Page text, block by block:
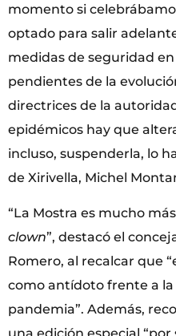
momento si
optado para salir
medidas de seguridad
pendientes de la
directrices de la
epidémicos hay que
incluso, suspenderla, lo
de Xirivella, Michel
“La Mostra es mucho
clown”, destacó el
Romero, al recalcar que
como antídoto frente a la
pandemia”. Además,